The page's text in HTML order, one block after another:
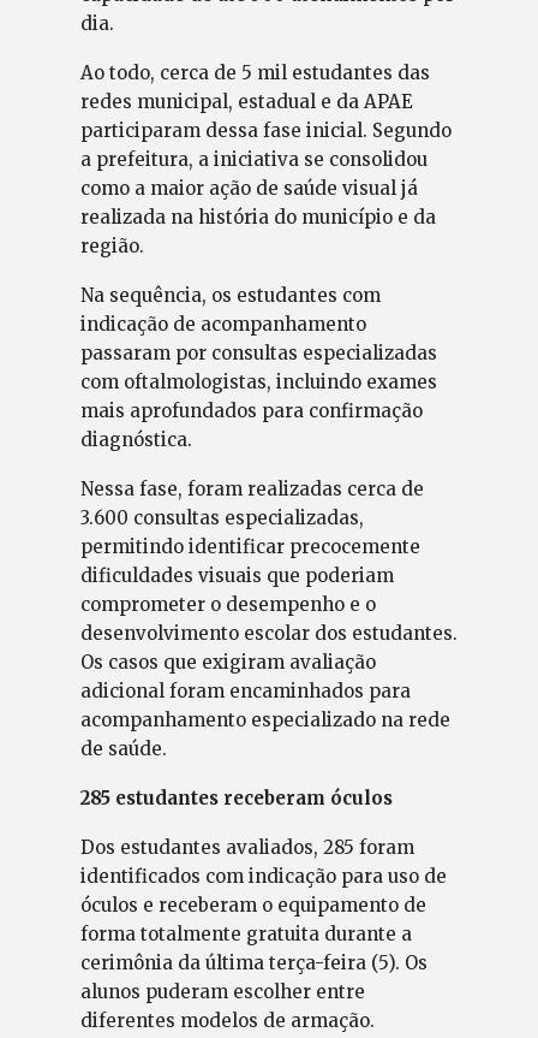
dia.
Ao todo, cerca de 5 mil estudantes das
redes municipal, estadual e da APAE
participaram dessa fase inicial. Segundo
a prefeitura, a iniciativa se consolidou
como a maior ação de saúde visual já
realizada na história do município e da
região.
Na sequência, os estudantes com
indicação de acompanhamento
passaram por consultas especializadas
com oftalmologistas, incluindo exames
mais aprofundados para confirmação
diagnóstica.
Nessa fase, foram realizadas cerca de
3.600 consultas especializadas,
permitindo identificar precocemente
dificuldades visuais que poderiam
comprometer o desempenho e o
desenvolvimento escolar dos estudantes.
Os casos que exigiram avaliação
adicional foram encaminhados para
acompanhamento especializado na rede
de saúde.
285 estudantes receberam óculos
Dos estudantes avaliados, 285 foram
identificados com indicação para uso de
óculos e receberam o equipamento de
forma totalmente gratuita durante a
cerimônia da última terça-feira (5). Os
alunos puderam escolher entre
diferentes modelos de armação.